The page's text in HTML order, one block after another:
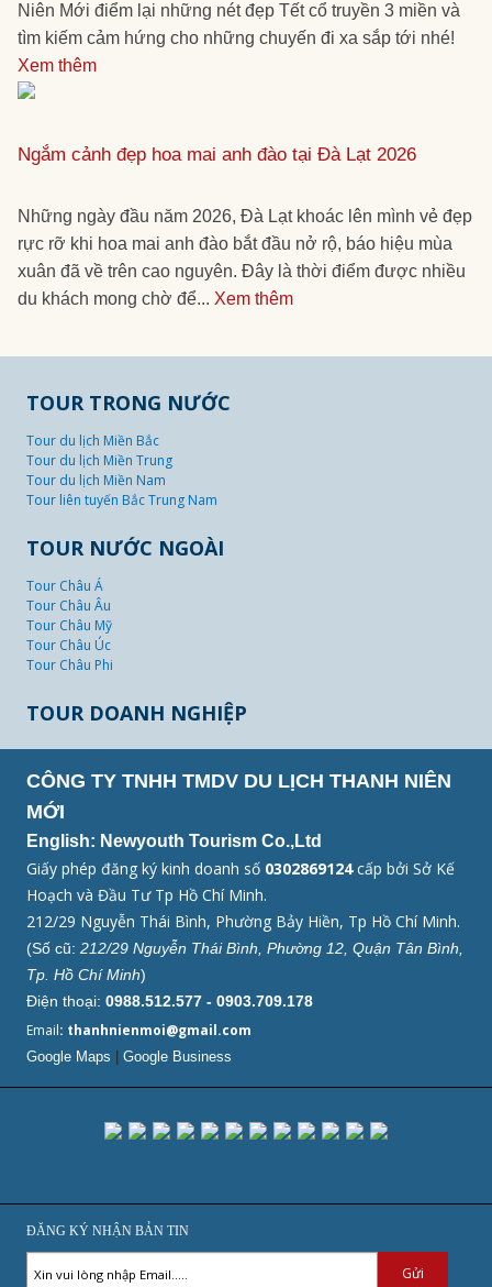
Niên Mới điểm lại những nét đẹp Tết cổ truyền 3 miền và
tìm kiếm cảm hứng cho những chuyến đi xa sắp tới nhé!
Xem thêm
Ngắm cảnh đẹp hoa mai anh đào tại Đà Lạt 2026
Những ngày đầu năm 2026, Đà Lạt khoác lên mình vẻ đẹp
rực rỡ khi hoa mai anh đào bắt đầu nở rộ, báo hiệu mùa
xuân đã về trên cao nguyên. Đây là thời điểm được nhiều
du khách mong chờ để... Xem thêm
TOUR TRONG NƯỚC
Tour du lịch Miền Bắc
Tour du lịch Miền Trung
Tour du lịch Miền Nam
Tour liên tuyến Bắc Trung Nam
TOUR NƯỚC NGOÀI
Tour Châu Á
Tour Châu Âu
Tour Châu Mỹ
Tour Châu Úc
Tour Châu Phi
TOUR DOANH NGHIỆP
CÔNG TY TNHH TMDV DU LỊCH THANH NIÊN
MỚI
English: Newyouth Tourism Co.,Ltd
Giấy phép đăng ký kinh doanh số 0302869124cấp bởi Sở Kế
Hoạch và Đầu Tư Tp Hồ Chí Minh.
212/29 Nguyễn Thái Bình, Phường Bảy Hiền, Tp Hồ Chí Minh.
(Số cũ: 212/29 Nguyễn Thái Bình, Phường 12, Quận Tân Bình,
Tp. Hồ Chí Minh)
Điện thoại: 0988.512.577 - 0903.709.178
Email: thanhnienmoi@gmail.com
Google Maps Google Business
ĐĂNG KÝ NHẬN BẢN TIN